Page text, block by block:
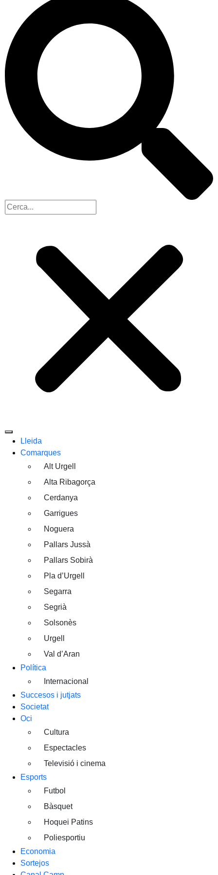
Lleida
Comarques
Alt Urgell
Alta Ribagorça
Cerdanya
Garrigues
Noguera
Pallars Jussà
Pallars Sobirà
Pla d’Urgell
Segarra
Segrià
Solsonès
Urgell
Val d’Aran
Política
Internacional
Succesos i jutjats
Societat
Oci
Cultura
Espectacles
Televisió i cinema
Esports
Futbol
Bàsquet
Hoquei Patins
Poliesportiu
Economia
Sortejos